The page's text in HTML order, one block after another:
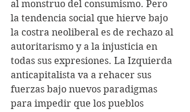
al monstruo del consumismo. Pero
la tendencia social que hierve bajo
la costra neoliberal es de rechazo al
autoritarismo y a la injusticia en
todas sus expresiones. La Izquierda
anticapitalista va a rehacer sus
fuerzas bajo nuevos paradigmas
para impedir que los pueblos